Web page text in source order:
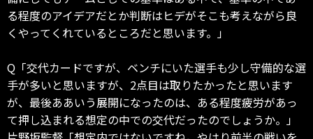
る程度のアイデアだとか判断はヒデがそこも考えながら良
くやってくれているところだと思います。」
Q「交代カードですが、ベンチにいた選手も少し守備的な選
手が多いと思いますが、2点目は取りたかったと思います
が、最後ああいう展開になったのは、ある程度疲労があっ
て押し込まれる想定の中での交代だったのでしょうか。」